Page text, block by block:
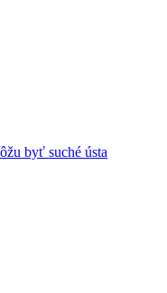
byť suché ústa